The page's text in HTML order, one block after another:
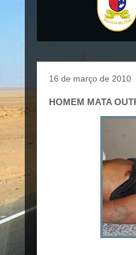
16 de março de 2010
HOMEM MATA